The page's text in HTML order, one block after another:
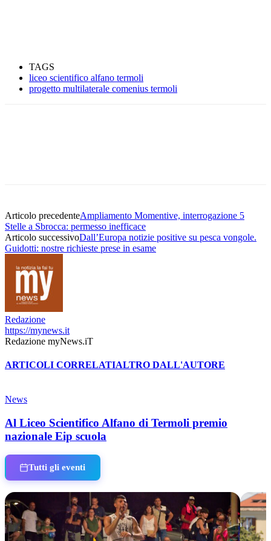
TAGS
liceo scientifico alfano termoli
progetto multilaterale comenius termoli
Articolo precedenteAmpliamento Momentive, interrogazione 5
Stelle a Sbrocca: permesso inefficace
Articolo successivoDall’Europa notizie positive su pesca vongole.
Guidotti: nostre richieste prese in esame
Redazione
https://mynews.it
Redazione myNews.iT
ARTICOLI CORRELATIALTRO DALL'AUTORE
News
Al Liceo Scientifico Alfano di Termoli premio
nazionale Eip scuola
Tutti gli eventi